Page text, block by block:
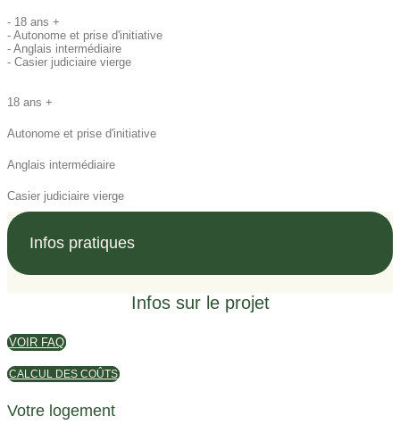
- 18 ans +
- Autonome et prise d'initiative
- Anglais intermédiaire
- Casier judiciaire vierge
18 ans +
Autonome et prise d'initiative
Anglais intermédiaire
Casier judiciaire vierge
Infos pratiques
Infos sur le projet
VOIR FAQ
CALCUL DES COÛTS
Votre logement